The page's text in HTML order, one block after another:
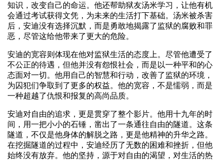
知识，改变自己的命运。他还帮助狱友汤米学习，让他有机
会通过考试获得文凭，为未来的生活打下基础。汤米被杀害
后，安迪没有选择沉默，而是勇敢地揭露了监狱的腐败和罪
恶，尽管这给他带来了更大的危险。
安迪的宽容则体现在他对监狱生活的态度上。尽管他遭受了
不公正的待遇，但他并没有怨恨社会，而是以一种平和的心
态面对一切。他用自己的智慧和行动，改善了监狱的环境，
为囚犯们争取到了更多的权益。他的宽容，不是懦弱，而是
一种超越了仇恨和报复的高尚品质。
安迪对自由的追求，更是贯穿了整个影片。他用十九年的时
间，用一把小小的石锤，凿出了一条通往自由的隧道。这条
隧道，不仅是他身体的解脱之路，更是他精神的升华之路。
在挖掘隧道的过程中，安迪经历了无数的困难和挫折，但他
始终没有放弃。他的坚持，源于对自由的渴望，对生活的热